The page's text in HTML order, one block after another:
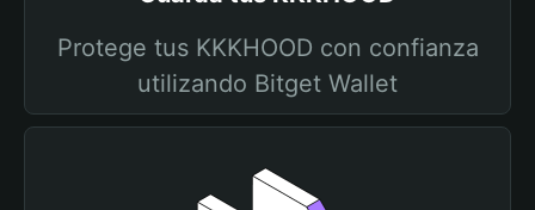
Protege tus KKKHOOD con confianza
utilizando Bitget Wallet